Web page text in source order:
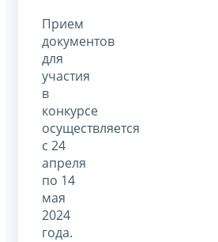
Прием
документов
для
участия
в
конкурсе
осуществляется
с 24
апреля
по 14
мая
2024
года.